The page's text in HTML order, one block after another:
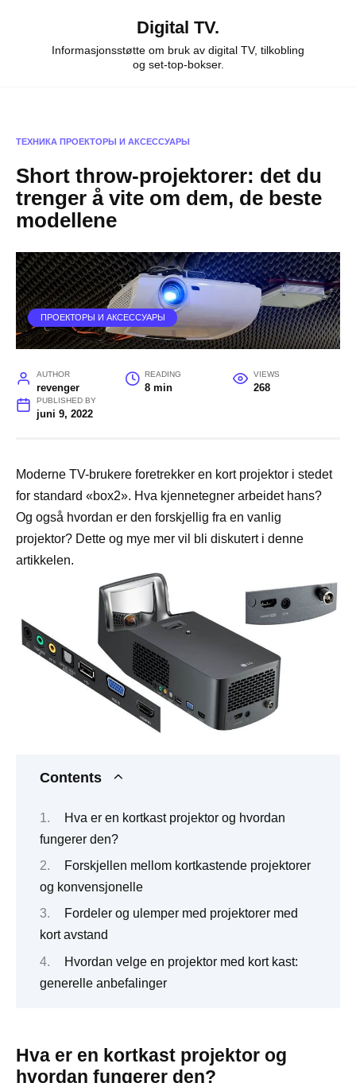
Digital TV.
Informasjonsstøtte om bruk av digital TV, tilkobling
og set-top-bokser.
ТЕХНИКА ПРОЕКТОРЫ И АКСЕССУАРЫ
Short throw-projektorer: det du
trenger å vite om dem, de beste
modellene
ПРОЕКТОРЫ И АКСЕССУАРЫ
AUTHOR
revenger
READING
8 min
VIEWS
268
PUBLISHED BY
juni 9, 2022
Moderne TV-brukere foretrekker en kort projektor i stedet
for standard «box2». Hva kjennetegner arbeidet hans?
Og også hvordan er den forskjellig fra en vanlig
projektor? Dette og mye mer vil bli diskutert i denne
artikkelen.
Contents
Hva er en kortkast projektor og hvordan
fungerer den?
Forskjellen mellom kortkastende projektorer
og konvensjonelle
Fordeler og ulemper med projektorer med
kort avstand
Hvordan velge en projektor med kort kast:
generelle anbefalinger
Hva er en kortkast projektor og
hvordan fungerer den?